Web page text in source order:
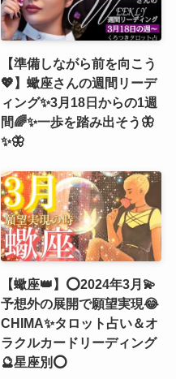
【準備しながら前を向こう
💖】蠍座さんの週間リーデ
ィング✨3月18日からの1週
間🌈✨一歩を踏み出そう🦋
✨🦋
【蠍座👑】⭕2024年3月💫
予想外の展開で願望実現😂
CHIMA✨タロット占い＆オ
ラクルカードリーディング
🔮星座別⭕